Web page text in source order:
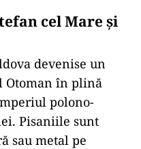
cel Mare și
devenise un
Otoman în plină
polono-
Pisaniile sunt
sau metal pe